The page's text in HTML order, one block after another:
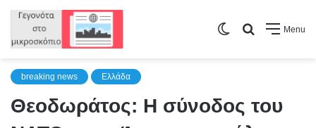
Menu
Search
Switch
breaking news Ελλάδα
Θεοδωράτος: Η σύνοδος του